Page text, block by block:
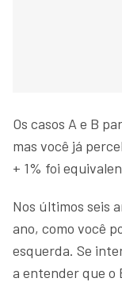
Os casos A e B
mas você já
+ 1% foi
Nos últimos seis
ano, como você
esquerda. Se
a entender que o